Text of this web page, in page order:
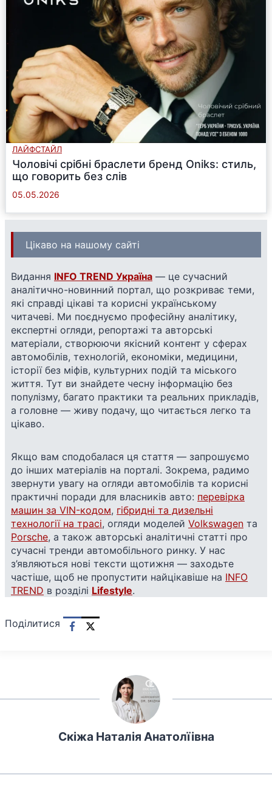
ЛАЙФСТАЙЛ
Чоловічі срібні браслети бренд Oniks: стиль,
що говорить без слів
05.05.2026
Цікаво на нашому сайті
Видання INFO TREND Україна — це сучасний
аналітично-новинний портал, що розкриває теми,
які справді цікаві та корисні українському
читачеві. Ми поєднуємо професійну аналітику,
експертні огляди, репортажі та авторські
матеріали, створюючи якісний контент у сферах
автомобілів, технологій, економіки, медицини,
історії без міфів, культурних подій та міського
життя. Тут ви знайдете чесну інформацію без
популізму, багато практики та реальних прикладів,
а головне — живу подачу, що читається легко та
цікаво.
Якщо вам сподобалася ця стаття — запрошуємо
до інших матеріалів на порталі. Зокрема, радимо
звернути увагу на огляди автомобілів та корисні
практичні поради для власників авто: перевірка
машин за VIN-кодом, гібридні та дизельні
технології на трасі, огляди моделей Volkswagen та
Porsche, а також авторські аналітичні статті про
сучасні тренди автомобільного ринку. У нас
з’являються нові тексти щотижня — заходьте
частіше, щоб не пропустити найцікавіше на INFO
TREND в розділі Lifestyle.
Поділитися
Скіжа Наталія Анатолїівна